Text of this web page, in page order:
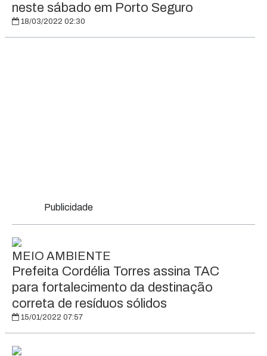
neste sábado em Porto Seguro
18/03/2022 02:30
Publicidade
MEIO AMBIENTE
Prefeita Cordélia Torres assina TAC
para fortalecimento da destinação
correta de resíduos sólidos
15/01/2022 07:57